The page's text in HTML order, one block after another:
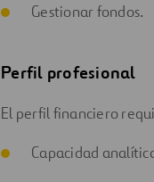
Gestionar fondos.
Perfil profesional
El perfil financiero
Capacidad